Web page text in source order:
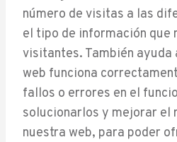
número de visitas a las
el tipo de información que
visitantes. También
web funciona
fallos o errores en el
solucionarlos y mejorar el
nuestra web, para poder